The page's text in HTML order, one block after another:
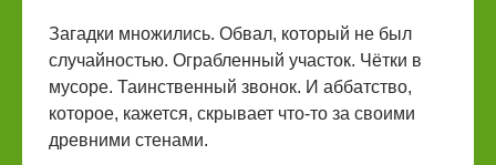
Загадки множились. Обвал, который не был
случайностью. Ограбленный участок. Чётки в
мусоре. Таинственный звонок. И аббатство,
которое, кажется, скрывает что-то за своими
древними стенами.